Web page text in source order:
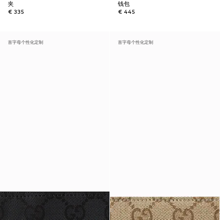
夹
€ 335
钱包
€ 445
首字母个性化定制 首字母个性化定制